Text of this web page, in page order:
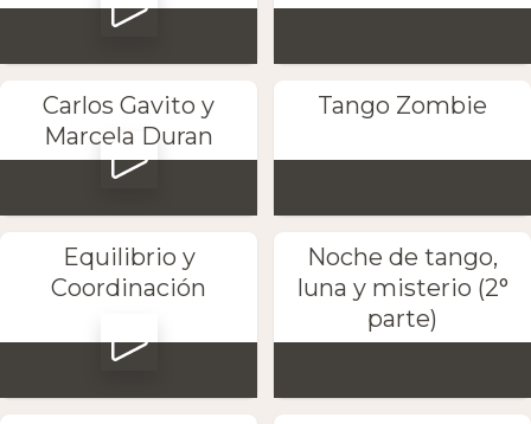
Carlos Gavito y
Marcela Duran
Tango Zombie
Equilibrio y
Coordinación
Noche de tango,
luna y misterio (2°
parte)